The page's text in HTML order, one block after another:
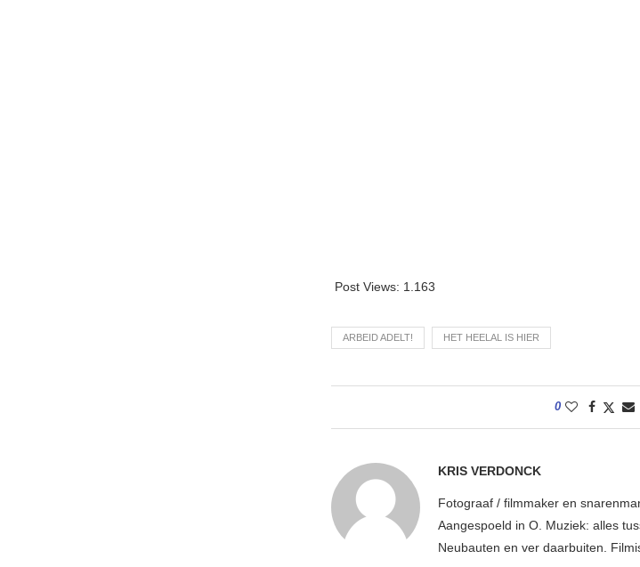
Post Views: 1.163
ARBEID ADELT! HET HEELAL IS HIER
0
KRIS VERDONCK
Fotograaf / filmmaker en
Aangespoeld in O. Muziek: alles
Neubauten en ver daarbuiten.